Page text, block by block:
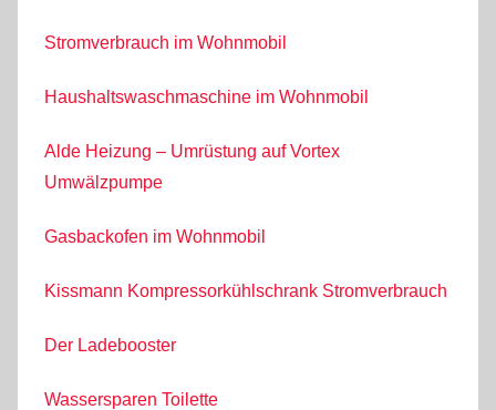
Stromverbrauch im Wohnmobil
Haushaltswaschmaschine im Wohnmobil
Alde Heizung – Umrüstung auf Vortex
Umwälzpumpe
Gasbackofen im Wohnmobil
Kissmann Kompressorkühlschrank Stromverbrauch
Der Ladebooster
Wassersparen Toilette